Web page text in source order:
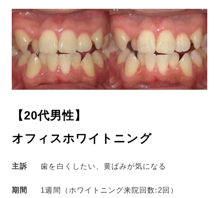
【20代男性】
オフィスホワイトニング
主訴 歯を白くしたい、黄ばみが気になる
期間 1週間（ホワイトニング来院回数:2回）